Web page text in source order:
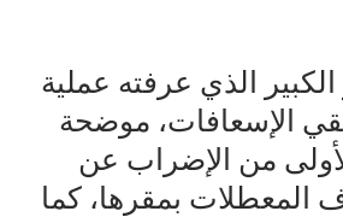
الذي عرفته عملية
الإسعافات، موضحة
بعد انقضاء الـ 24 ساعة الأولى من الإضراب عن
في صفوف المعطلات بمقرها، كما